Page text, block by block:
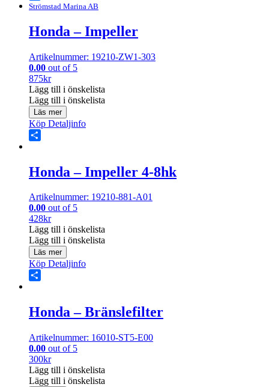
Share
Strömstad Marina AB
Honda – Impeller
Artikelnummer: 19210-ZW1-303
0.00 out of 5
875kr
Lägg till i önskelista
Lägg till i önskelista
Läs mer
Köp Detaljinfo
Honda – Impeller 4-8hk
Artikelnummer: 19210-881-A01
0.00 out of 5
428kr
Lägg till i önskelista
Lägg till i önskelista
Läs mer
Köp Detaljinfo
Honda – Bränslefilter
Artikelnummer: 16010-ST5-E00
0.00 out of 5
300kr
Lägg till i önskelista
Lägg till i önskelista